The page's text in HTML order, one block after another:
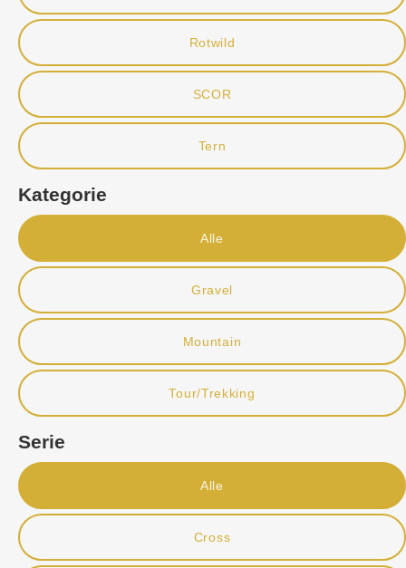
Rotwild
SCOR
Tern
Kategorie
Alle
Gravel
Mountain
Tour/Trekking
Serie
Alle
Cross